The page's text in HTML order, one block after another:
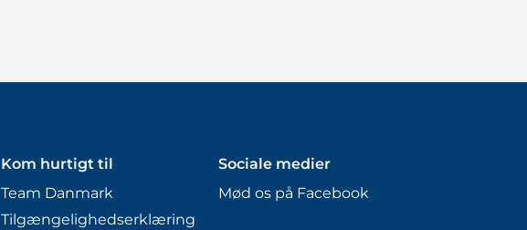
Kom hurtigt til
Team Danmark
Tilgængelighedserklæring
Sociale medier
Mød os på Facebook